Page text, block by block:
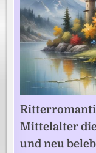
Mittelalter
und neu